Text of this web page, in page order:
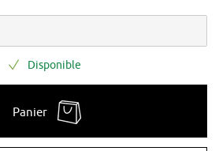
Disponible
Panier